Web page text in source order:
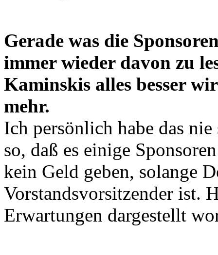
Gerade was die
immer wieder davon zu
Kaminskis alles besser
mehr.
Ich persönlich habe das
so, daß es einige
kein Geld geben, solange
Vorstandsvorsitzender ist.
Erwartungen dargestellt